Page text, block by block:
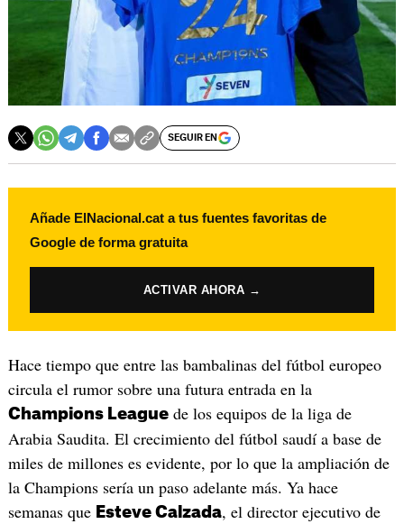
SEGUIR EN
Añade ElNacional.cat a tus fuentes favoritas de
Google de forma gratuita
ACTIVAR AHORA →
Hace tiempo que entre las bambalinas del fútbol europeo
circula el rumor sobre una futura entrada en la
Champions Leaguede los equipos de la liga de
Arabia Saudita. El crecimiento del fútbol saudí a base de
miles de millones es evidente, por lo que la ampliación de
la Champions sería un paso adelante más. Ya hace
semanas que Esteve Calzada, el director ejecutivo de